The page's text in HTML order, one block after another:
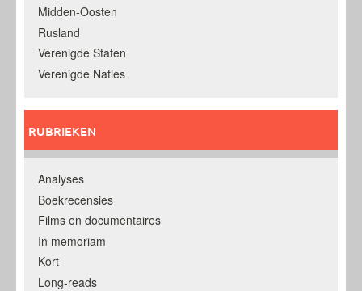
Midden-Oosten
Rusland
Verenigde Staten
Verenigde Naties
RUBRIEKEN
Analyses
Boekrecensies
Films en documentaires
In memoriam
Kort
Long-reads